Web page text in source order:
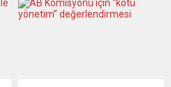
ortak bir ifade özgürlüğü
kampanyasına dönüştü.